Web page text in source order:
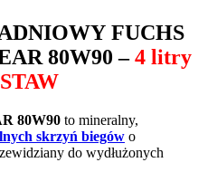
FUCHS
80W90–4 litry
80W90 to mineralny,
skrzyń biegów o
do wydłużonych